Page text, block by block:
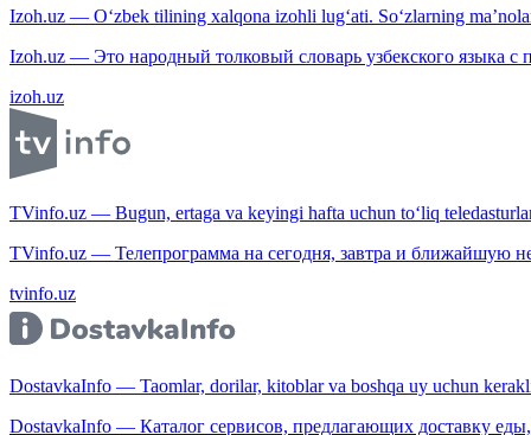
Izoh.uz — O‘zbek tilining xalqona izohli lug‘ati. So‘zlarning
Izoh.uz — Это народный толковый словарь узбекского языка
izoh.uz
TVinfo.uz — Bugun, ertaga va keyingi hafta uchun to‘liq
TVinfo.uz — Телепрограмма на сегодня, завтра и ближайшую
tvinfo.uz
DostavkaInfo — Taomlar, dorilar, kitoblar va boshqa uy uchun
DostavkaInfo — Каталог сервисов, предлагающих доставку